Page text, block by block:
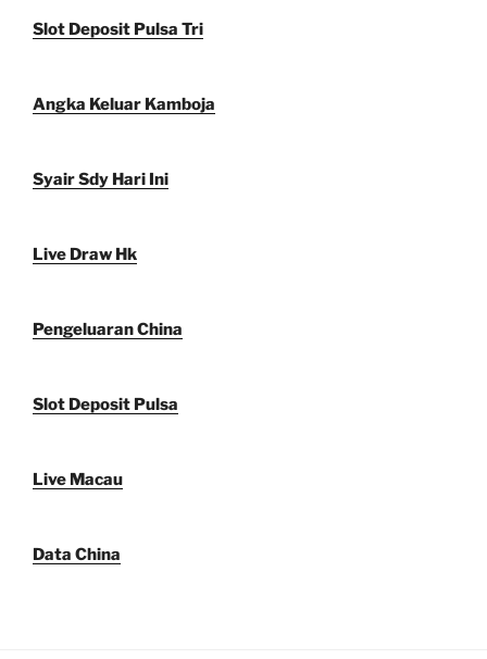
Slot Deposit Pulsa Tri
Angka Keluar Kamboja
Syair Sdy Hari Ini
Live Draw Hk
Pengeluaran China
Slot Deposit Pulsa
Live Macau
Data China